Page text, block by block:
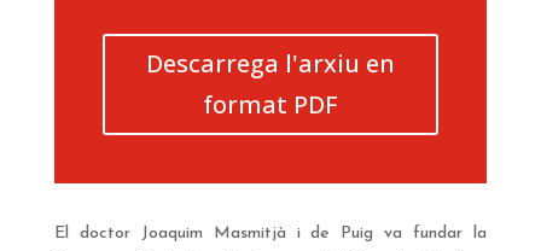
Descarrega l'arxiu en
format PDF
El doctor Joaquim Masmitjà i de Puig va fundar la